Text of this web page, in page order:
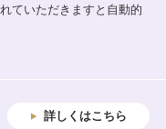
ていただきますと自動的
詳しくはこちら